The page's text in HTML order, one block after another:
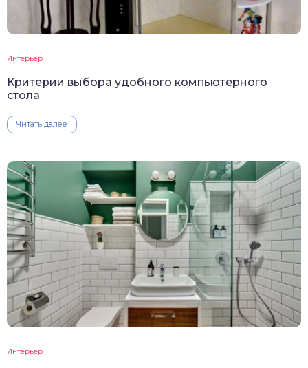
Интерьер
Критерии выбора удобного компьютерного
стола
Читать далее
Интерьер